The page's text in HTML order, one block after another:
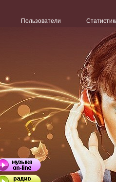
Пользователи